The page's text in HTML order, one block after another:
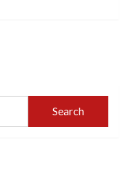
Search